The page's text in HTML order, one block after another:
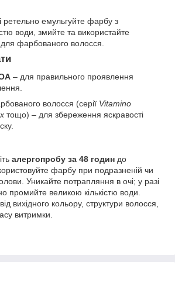
ретельно емульгуйте фарбу з
води, змийте та використайте
фарбованого волосся.
– для правильного проявлення
волосся (серії Vitamino
тощо) – для збереження яскравості
алергопробу за 48 годин до
фарбу при подразненій чи
Уникайте потрапляння в очі; у разі
промийте великою кількістю води.
вихідного кольору, структури волосся,
витримки.